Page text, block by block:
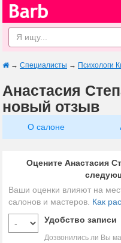
→ Специалисты → Психологи
Анастасия
новый отзыв
О салоне
Оцените Анастасия
Ваши оценки влияют на
салонов и мастеров. Как
Удобство записи
Дозвонились ли Вы